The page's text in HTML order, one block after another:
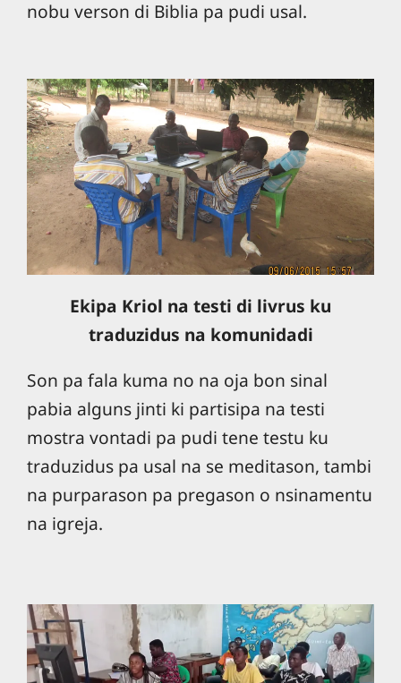
nobu verson di Biblia pa pudi usal.
Ekipa Kriol na testi di livrus ku
traduzidus na komunidadi
Son pa fala kuma no na oja bon sinal
pabia alguns jinti ki partisipa na testi
mostra vontadi pa pudi tene testu ku
traduzidus pa usal na se meditason, tambi
na purparason pa pregason o nsinamentu
na igreja.